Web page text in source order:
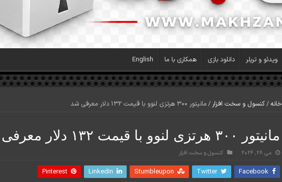
ویدئو و تریلر دانلود بازی همکاری با ما English
خانه/کنسول و سخت افزار/مانیتور ۳۰۰ هرتزی لنوو با قیمت ۱۳۲ دلار معرفی شد
مانیتور ۳۰۰ هرتزی لنوو با قیمت ۱۳۲ دلار معرفی شد
می 28, 2026 کنسول و سخت افزار
Facebook
Twitter
Stumbleupon
LinkedIn
Pinterest